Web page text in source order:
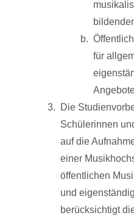
für
Die
Schülerinnen
auf die
einer
öffentlichen
und
berücksichtigt